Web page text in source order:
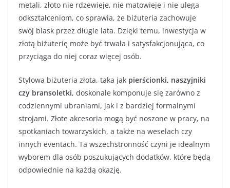
metali, złoto nie rdzewieje, nie matowieje i nie ulega
odkształceniom, co sprawia, że biżuteria zachowuje
swój blask przez długie lata. Dzięki temu, inwestycja w
złotą biżuterię może być trwała i satysfakcjonująca, co
przyciąga do niej coraz więcej osób.
Stylowa biżuteria złota, taka jak pierścionki, naszyjniki
czy bransoletki, doskonale komponuje się zarówno z
codziennymi ubraniami, jak i z bardziej formalnymi
strojami. Złote akcesoria mogą być noszone w pracy, na
spotkaniach towarzyskich, a także na weselach czy
innych eventach. Ta wszechstronność czyni je idealnym
wyborem dla osób poszukujących dodatków, które będą
odpowiednie na każdą okazję.